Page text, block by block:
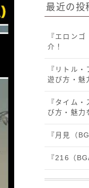
最近の投
『エロン
介！
『リトル
遊び方・魅
『タイム
び方・魅力
『月見（
『216（